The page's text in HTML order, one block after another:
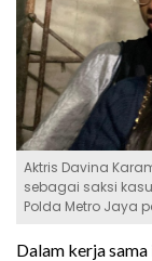
Aktris Davina
sebagai saksi
Polda Metro Jaya
Dalam kerja